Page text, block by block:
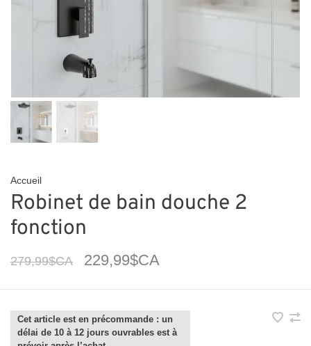
Accueil
Robinet de bain douche 2
fonction
279,99$CA 229,99$CA
Cet article est en précommande : un
délai de 10 à 12 jours ouvrables est à